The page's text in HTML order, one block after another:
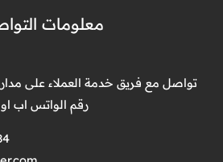
معلومات
تواصل مع فريق خدمة العملاء على
رقم الواتس اب او